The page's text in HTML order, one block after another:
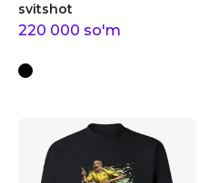
svitshot
220 000 so'm